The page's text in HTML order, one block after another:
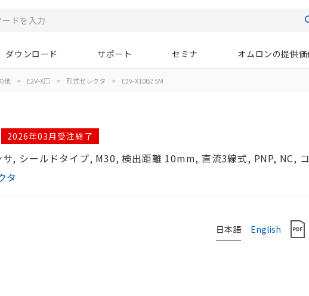
ダウンロード サポート セミナ オムロンの提供価
他 > E2V-X□ > 形式セレクタ > E2V-X10B2 5M
2026年03月受注終了
, シールドタイプ, M30, 検出距離 10mm, 直流3線式, PNP, NC,
タ
日本語 English